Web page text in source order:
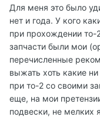
Для меня это было
нет и года. У кого
при прохождении то-
запчасти были мои
перечисленные
выжать хоть какие
при то-2 со своими
еще, на мои
подвески, не мелких